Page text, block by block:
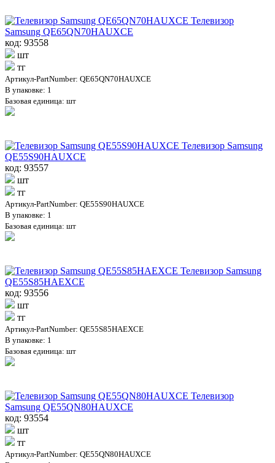
Телевизор
Samsung QE65QN70HAUXCE
код: 93558
шт
тг
Артикул-PartNumber: QE65QN70HAUXCE
В упаковке: 1
Базовая единица: шт
Телевизор Samsung
QE55S90HAUXCE
код: 93557
шт
тг
Артикул-PartNumber: QE55S90HAUXCE
В упаковке: 1
Базовая единица: шт
Телевизор Samsung
QE55S85HAEXCE
код: 93556
шт
тг
Артикул-PartNumber: QE55S85HAEXCE
В упаковке: 1
Базовая единица: шт
Телевизор
Samsung QE55QN80HAUXCE
код: 93554
шт
тг
Артикул-PartNumber: QE55QN80HAUXCE